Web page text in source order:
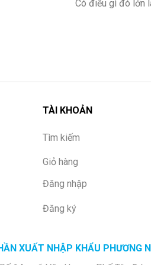
Có điều gì đó lớn
TÀI KHOẢN
Tìm kiếm
Giỏ hàng
Đăng nhập
Đăng ký
XUẤT NHẬP KHẨU PHƯƠNG